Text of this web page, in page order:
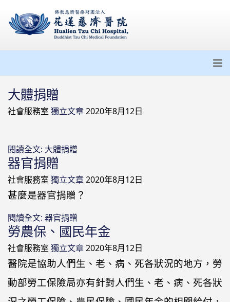
大體捐贈
社會服務室 獨立文章2020年8月12日
閱讀全文: 大體捐贈
器官捐贈
社會服務室 獨立文章2020年8月12日
甚麼是器官捐贈？
閱讀全文: 器官捐贈
勞農保、國民年金
社會服務室 獨立文章2020年8月12日
醫院是協助人們生、老、病、死各狀況的地方，勞
動部勞工保險局亦有針對人們生、老、病、死各狀